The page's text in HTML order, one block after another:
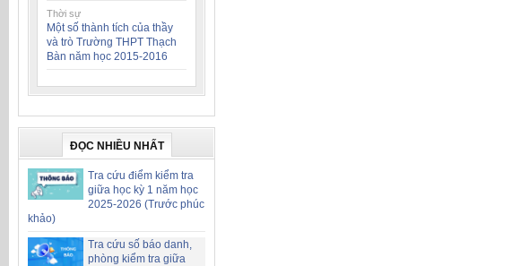
Thời sự
Một số thành tích của thầy
và trò Trường THPT Thạch
Bàn năm học 2015-2016
ĐỌC NHIỀU NHẤT
Tra cứu điểm kiểm tra
giữa học kỳ 1 năm học
2025-2026 (Trước phúc
khảo)
Tra cứu số báo danh,
phòng kiểm tra giữa